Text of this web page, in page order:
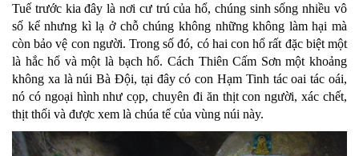
Tuế trước kia đây là nơi cư trú của hổ, chúng sinh sống nhiều vô
số kể nhưng kì lạ ở chỗ chúng không những không làm hại mà
còn bảo vệ con người. Trong số đó, có hai con hổ rất đặc biệt một
là hắc hổ và một là bạch hổ. Cách Thiên Cấm Sơn một khoảng
không xa là núi Bà Đội, tại đây có con Hạm Tinh tác oai tác oái,
nó có ngoại hình như cọp, chuyên đi ăn thịt con người, xác chết,
thịt thối và được xem là chúa tể của vùng núi này.